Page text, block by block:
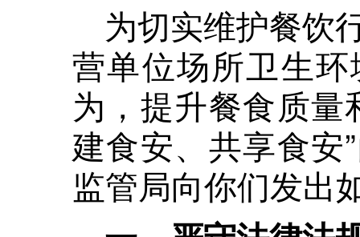
为切实维护餐饮
营单位场所卫生
为，提升餐食质量
建食安、共享食安
监管局向你们发出